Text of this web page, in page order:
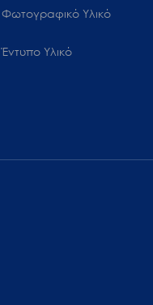
Φωτογραφικό Υλικό
Έντυπο Υλικό